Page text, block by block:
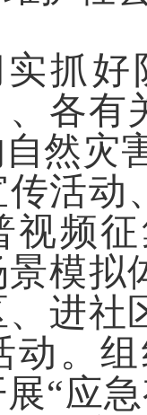
实抓
、各有
然灾
传活动
视频
模拟
进社
动。
“应